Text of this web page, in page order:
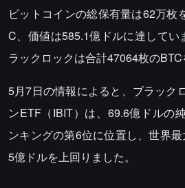
ビットコインの総保有量は62万枚
C、価値は585.1億ドルに達して
ラックロックは合計47064枚のBTC
5月7日の情報によると、ブラック
ンETF（IBIT）は、69.6億ドルの
ンキングの第6位に位置し、世界
5億ドルを上回りました。